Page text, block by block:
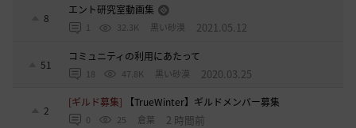
8
エント研究室動画集
1 32.3K 黒い砂漠 2021.05.12
51
コミュニティの利用にあたって
18 47.8K 黒い砂漠 2020.03.25
2
[ギルド募集] 【TrueWinter】ギルドメンバー募集
0 25 倉葉 2 時間前